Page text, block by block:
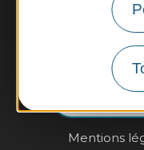
Infos
Mentions